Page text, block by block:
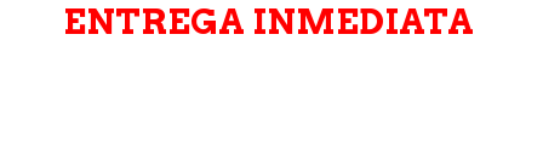
ENTREGA INMEDIATA